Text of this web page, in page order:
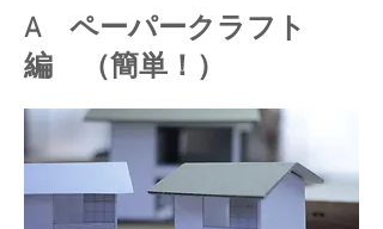
A ペーパークラフト
編 （簡単！）